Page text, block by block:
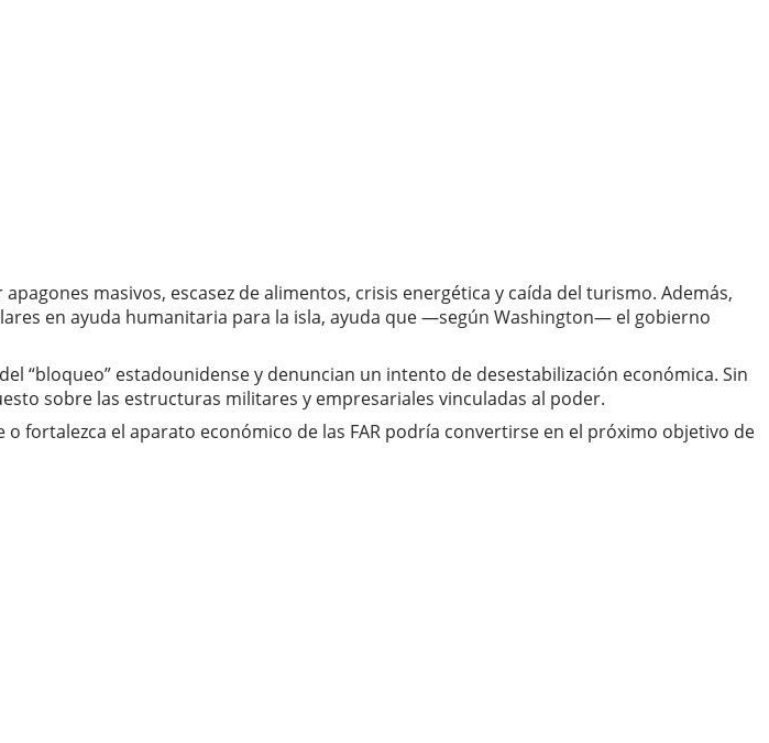
masivos, escasez de alimentos, crisis energética y caída del turismo. Además,
en ayuda humanitaria para la isla, ayuda que —según Washington— el gobierno
“bloqueo” estadounidense y denuncian un intento de desestabilización económica. Sin
sobre las estructuras militares y empresariales vinculadas al poder.
fortalezca el aparato económico de las FAR podría convertirse en el próximo objetivo de